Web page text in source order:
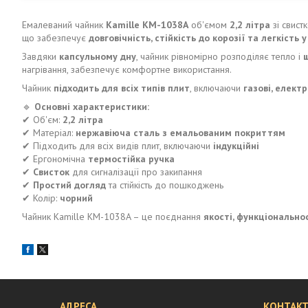
Емалеваний чайник Kamille KM-1038Aоб'ємом 2,2 літра зі
що забезпечує довговічність, стійкість до корозії та легкість
Завдяки капсульному дну, чайник рівномірно розподіляє тепло і
нагрівання, забезпечує комфортне використання.
Чайник підходить для всіх типів плит, включаючи газові,
🔹 Основні характеристики:
✔ Об'єм: 2,2 літра
✔ Матеріал: нержавіюча сталь з емальованим покриттям
✔ Підходить для всіх видів плит, включаючи індукційні
✔ Ергономічна термостійка ручка
✔ Свисток для сигналізації про закипання
✔ Простий доглядта стійкість до пошкоджень
✔ Колір: чорний
Чайник Kamille KM-1038A – це поєднання якості,